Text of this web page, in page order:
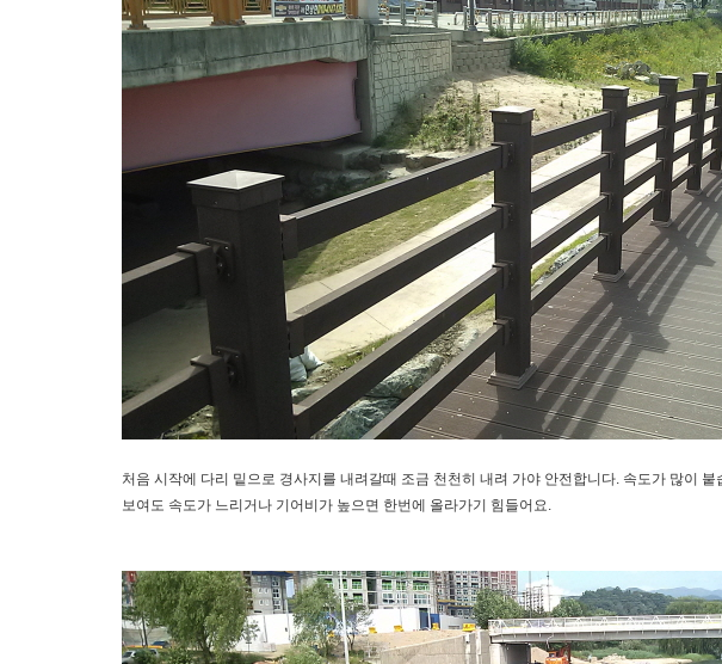
처음 시작에 다리 밑으로 경사지를 내려갈때 조금 천천히 내려 가야 안전합니다. 속도가 많이
보여도 속도가 느리거나 기어비가 높으면 한번에 올라가기 힘들어요.